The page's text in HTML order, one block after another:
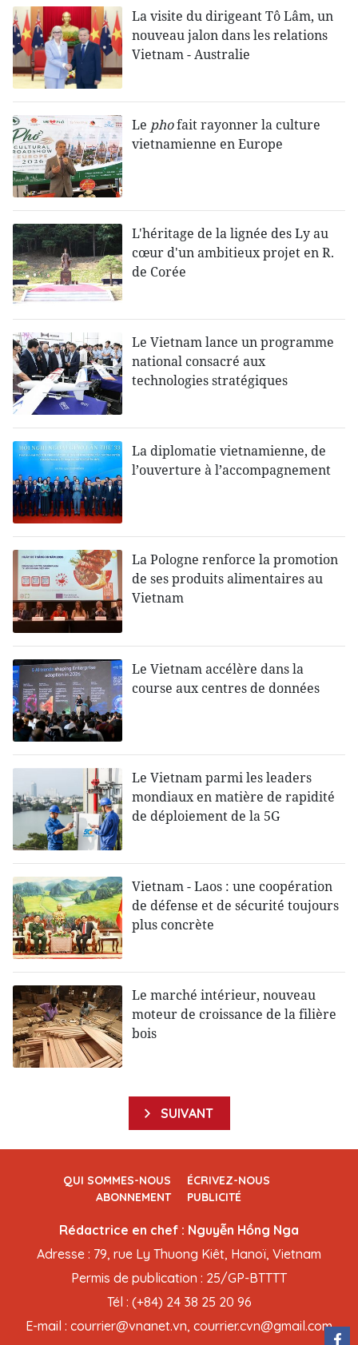
La visite du dirigeant Tô Lâm, un
nouveau jalon dans les relations
Vietnam - Australie
Le phofait rayonner la culture
vietnamienne en Europe
L'héritage de la lignée des Ly au
cœur d'un ambitieux projet en R.
de Corée
Le Vietnam lance un programme
national consacré aux
technologies stratégiques
La diplomatie vietnamienne, de
l’ouverture à l’accompagnement
La Pologne renforce la promotion
de ses produits alimentaires au
Vietnam
Le Vietnam accélère dans la
course aux centres de données
Le Vietnam parmi les leaders
mondiaux en matière de rapidité
de déploiement de la 5G
Vietnam - Laos : une coopération
de défense et de sécurité toujours
plus concrète
Le marché intérieur, nouveau
moteur de croissance de la filière
bois
SUIVANT
QUI SOMMES-NOUS
ÉCRIVEZ-NOUS
ABONNEMENT
PUBLICITÉ
Rédactrice en chef : Nguyễn Hồng Nga
Adresse : 79, rue Ly Thuong Kiêt, Hanoï, Vietnam
Permis de publication : 25/GP-BTTTT
Tél : (+84) 24 38 25 20 96
E-mail : courrier@vnanet.vn, courrier.cvn@gmail.com